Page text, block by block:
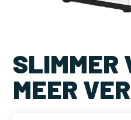
SLIMMER
MEER